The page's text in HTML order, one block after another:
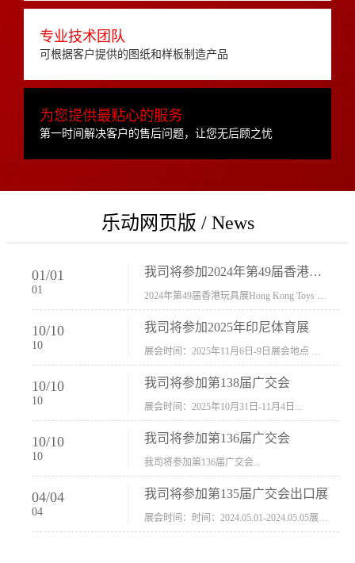
专业技术团队
可根据客户提供的图纸和样板制造产品
为您提供最贴心的服务
第一时间解决客户的售后问题，让您无后顾之忧
乐动网页版 / News
01/01
01
我司将参加2024年第49届香港玩具展Hong Kong Toys & Games Fair 欢迎新···
10/10
10
我司将参加2025年印尼体育展
10/10
10
我司将参加第138届广交会
展会时间：2025年10月31日-11月4日...
10/10
10
我司将参加第136届广交会
我司将参加第136届广交会...
04/04
04
我司将参加第135届广交会出口展
展会时间：时间：2024.05.01-2024.05.05展会地址：中国进出口商品交易会展馆福建康莱宝公司展位号12.1G37-38、H11-12，浙江康莱宝展位号17.1B23-24、C19-20...